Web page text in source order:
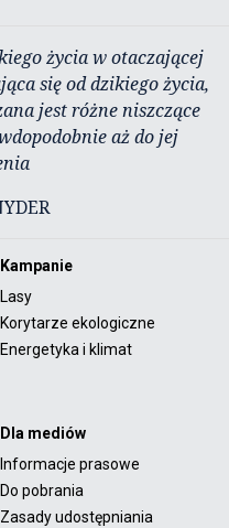
życia w otaczającej
się od dzikiego życia,
jest różne niszczące
aż do jej
Kampanie
Lasy
Korytarze ekologiczne
Energetyka i klimat
Dla mediów
Informacje prasowe
Do pobrania
Zasady udostępniania